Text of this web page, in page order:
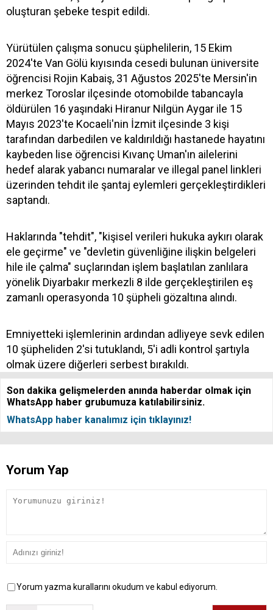
oluşturan şebeke tespit edildi.
Yürütülen çalışma sonucu şüphelilerin, 15 Ekim
2024'te Van Gölü kıyısında cesedi bulunan üniversite
öğrencisi Rojin Kabaiş, 31 Ağustos 2025'te Mersin'in
merkez Toroslar ilçesinde otomobilde tabancayla
öldürülen 16 yaşındaki Hiranur Nilgün Aygar ile 15
Mayıs 2023'te Kocaeli'nin İzmit ilçesinde 3 kişi
tarafından darbedilen ve kaldırıldığı hastanede hayatını
kaybeden lise öğrencisi Kıvanç Uman'ın ailelerini
hedef alarak yabancı numaralar ve illegal panel linkleri
üzerinden tehdit ile şantaj eylemleri gerçekleştirdikleri
saptandı.
Haklarında "tehdit", "kişisel verileri hukuka aykırı olarak
ele geçirme" ve "devletin güvenliğine ilişkin belgeleri
hile ile çalma" suçlarından işlem başlatılan zanlılara
yönelik Diyarbakır merkezli 8 ilde gerçekleştirilen eş
zamanlı operasyonda 10 şüpheli gözaltına alındı.
Emniyetteki işlemlerinin ardından adliyeye sevk edilen
10 şüpheliden 2'si tutuklandı, 5'i adli kontrol şartıyla
olmak üzere diğerleri serbest bırakıldı.
Son dakika gelişmelerden anında haberdar olmak için
WhatsApp haber grubumuza katılabilirsiniz.
WhatsApp haber kanalımız için tıklayınız!
Yorum Yap
Yorum yazma kurallarını okudum ve kabul ediyorum.